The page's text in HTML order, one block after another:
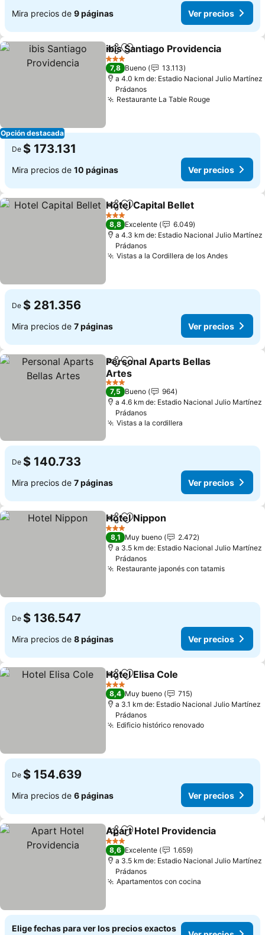
Mira precios de 9 páginas Ver precios
Opción destacada
CompartirAgregar a favoritos
ibis Santiago Providencia
3 Estrellas
7,8 Bueno
13.113
a 4.0 km de: Estadio Nacional Julio Martínez
Prádanos
Restaurante La Table RougeVer precios
De $ 173.131
Mira precios de 10 páginas Ver precios
CompartirAgregar a favoritos
Hotel Capital Bellet
3 Estrellas
8,8 Excelente
6.049
a 4.3 km de: Estadio Nacional Julio Martínez
Prádanos
Vistas a la Cordillera de los AndesVer
De $ 281.356
Mira precios de 7 páginas Ver precios
CompartirAgregar a favoritos
Personal Aparts Bellas
Artes
Ver precios
3 Estrellas
7,5 Bueno
964
a 4.6 km de: Estadio Nacional Julio Martínez
Prádanos
Vistas a la cordillera
De $ 140.733
Mira precios de 7 páginas Ver precios
CompartirAgregar a favoritos
Hotel Nippon
3 Estrellas
8,1 Muy bueno
2.472
a 3.5 km de: Estadio Nacional Julio Martínez
Prádanos
Restaurante japonés con tatamisVer
De $ 136.547
Mira precios de 8 páginas Ver precios
CompartirAgregar a favoritos
Hotel Elisa Cole
3 Estrellas
8,4 Muy bueno
715
a 3.1 km de: Estadio Nacional Julio Martínez
Prádanos
Edificio histórico renovadoVer precios
De $ 154.639
Mira precios de 6 páginas Ver precios
CompartirAgregar a favoritos
Apart Hotel Providencia
3 Estrellas
8,6 Excelente
1.659
a 3.5 km de: Estadio Nacional Julio Martínez
Prádanos
Apartamentos con cocina
Elige fechas para ver los precios exactos